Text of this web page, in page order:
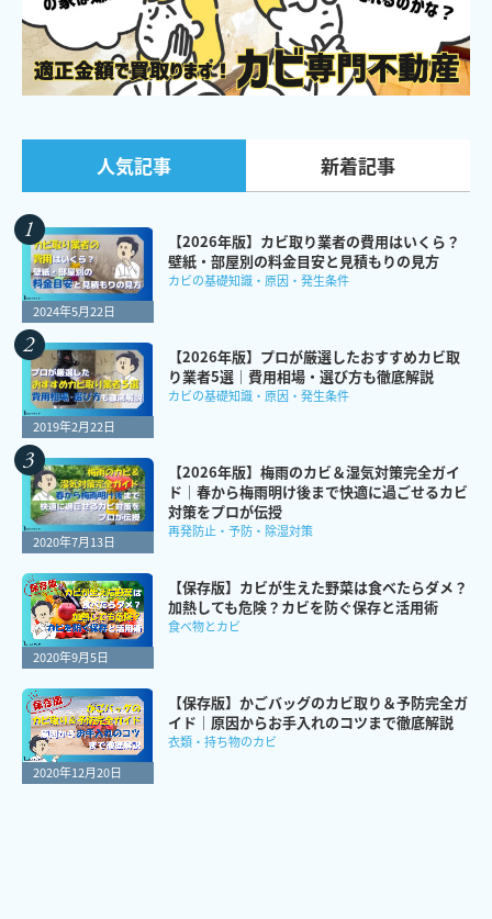
人気記事 新着記事
2024年5月22日
【2026年版】カビ取り業者の費用はいくら？
壁紙・部屋別の料金目安と見積もりの見方
カビの基礎知識・原因・発生条件
2019年2月22日
【2026年版】プロが厳選したおすすめカビ取
り業者5選｜費用相場・選び方も徹底解説
カビの基礎知識・原因・発生条件
2020年7月13日
【2026年版】梅雨のカビ＆湿気対策完全ガイ
ド｜春から梅雨明け後まで快適に過ごせるカビ
対策をプロが伝授
再発防止・予防・除湿対策
2020年9月5日
【保存版】カビが生えた野菜は食べたらダメ？
加熱しても危険？カビを防ぐ保存と活用術
食べ物とカビ
2020年12月20日
【保存版】かごバッグのカビ取り＆予防完全ガ
イド｜原因からお手入れのコツまで徹底解説
衣類・持ち物のカビ